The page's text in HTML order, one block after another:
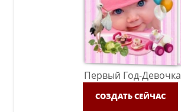
Первый Год-Девочка
СОЗДАТЬ СЕЙЧАС